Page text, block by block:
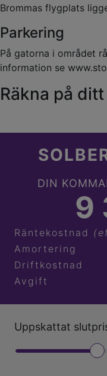
Brommas flygplats
Parkering
På gatorna i området
information se
Räkna på